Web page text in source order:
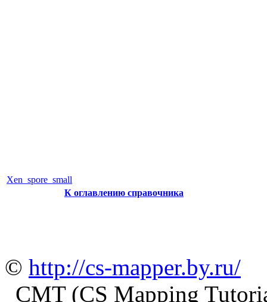
Xen_spore_small
К оглавлению справочника
© http://cs-mapper.by.ru/
CMT (CS Mapping